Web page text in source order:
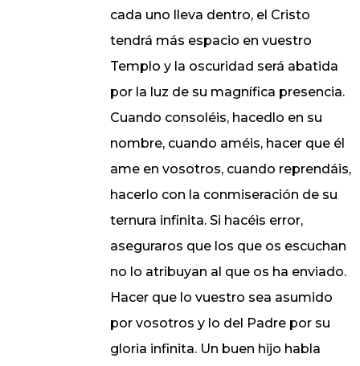
cada uno lleva dentro, el Cristo
tendrá más espacio en vuestro
Templo y la oscuridad será abatida
por la luz de su magnífica presencia.
Cuando consoléis, hacedlo en su
nombre, cuando améis, hacer que él
ame en vosotros, cuando reprendáis,
hacerlo con la conmiseración de su
ternura infinita. Si hacéis error,
aseguraros que los que os escuchan
no lo atribuyan al que os ha enviado.
Hacer que lo vuestro sea asumido
por vosotros y lo del Padre por su
gloria infinita. Un buen hijo habla